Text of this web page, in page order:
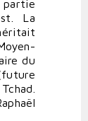
partie
La
du